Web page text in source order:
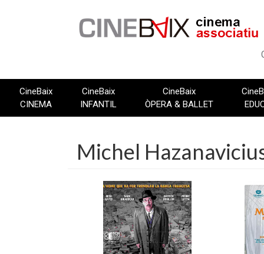
CineBaix
CINEMA
CineBaix
INFANTIL
CineBaix
ÒPERA & BALLET
Michel